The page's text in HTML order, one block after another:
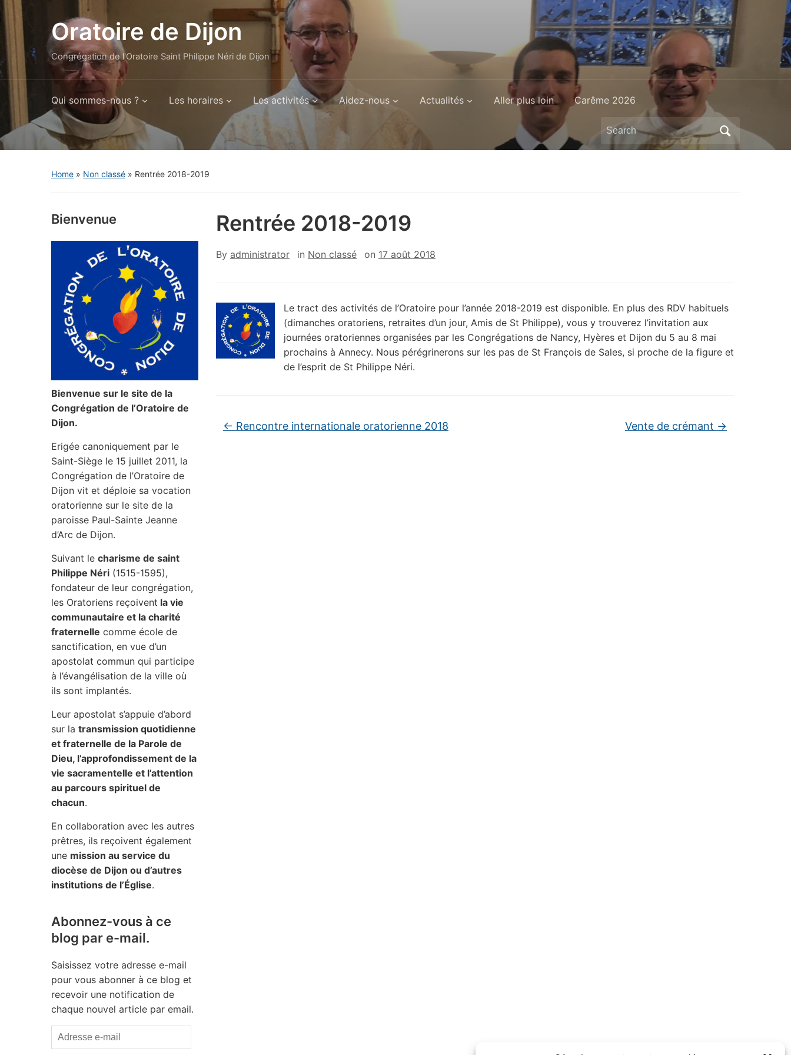
Oratoire de Dijon
Congrégation de l'Oratoire Saint Philippe Néri de Dijon
Qui sommes-nous ? Les horaires Les activités Aidez-nous Actualités Aller plus loin Carême 2026
Search
for:
Home » Non classé » Rentrée 2018-2019
Bienvenue
Bienvenue sur le site de la
Congrégation de l’Oratoire de
Dijon.
Erigée canoniquement par le
Saint-Siège le 15 juillet 2011, la
Congrégation de l’Oratoire de
Dijon vit et déploie sa vocation
oratorienne sur le site de la
paroisse Paul-Sainte Jeanne
d’Arc de Dijon.
Suivant le charisme de saint
Philippe Néri (1515-1595),
fondateur de leur congrégation,
les Oratoriens reçoivent la vie
communautaire et la charité
fraternelle comme école de
sanctification, en vue d’un
apostolat commun qui participe
à l’évangélisation de la ville où
ils sont implantés.
Leur apostolat s’appuie d’abord
sur la transmission quotidienne
et fraternelle de la Parole de
Dieu, l’approfondissement de la
vie sacramentelle et l’attention
au parcours spirituel de
chacun.
En collaboration avec les autres
prêtres, ils reçoivent également
une mission au service du
diocèse de Dijon ou d’autres
institutions de l’Église.
Abonnez-vous à ce
blog par e-mail.
Saisissez votre adresse e-mail
pour vous abonner à ce blog et
recevoir une notification de
chaque nouvel article par email.
Adresse
e-
Rentrée 2018-2019
By administrator in Non classé on 17 août 2018
Le tract des activités de l’Oratoire pour l’année 2018-2019 est disponible. En plus des RDV habituels
(dimanches oratoriens, retraites d’un jour, Amis de St Philippe), vous y trouverez l’invitation aux
journées oratoriennes organisées par les Congrégations de Nancy, Hyères et Dijon du 5 au 8 mai
prochains à Annecy. Nous pérégrinerons sur les pas de St François de Sales, si proche de la figure et
de l’esprit de St Philippe Néri.
← Rencontre internationale oratorienne 2018 Vente de crémant →